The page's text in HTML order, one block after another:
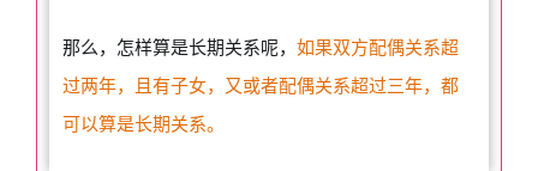
那么，怎样算是长期关系呢， 如果双方配偶关系超
过两年，且有子女，又或者配偶关系超过三年，都
可以算是长期关系。